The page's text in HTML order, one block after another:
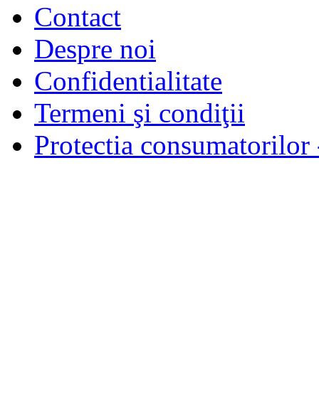
Contact
Despre noi
Confidentialitate
Termeni şi condiţii
Protectia